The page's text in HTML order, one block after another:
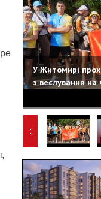
У Житомирі
з веслування на